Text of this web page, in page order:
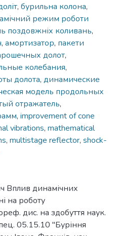
, бурильна колона,
режим роботи
поздовжніх коливань,
, амортизатор, пакети
долот,
колебания,
долота, динамические
модель продольных
отражатель,
, improvement of cone
vibrations, mathematical
, multistage reflector, shock-
Вплив динамічних
на роботу
дис. на здобуття наук.
05.15.10 "Буріння